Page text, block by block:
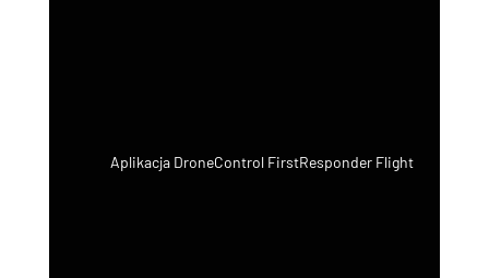
Aplikacja DroneControl FirstResponder Flight